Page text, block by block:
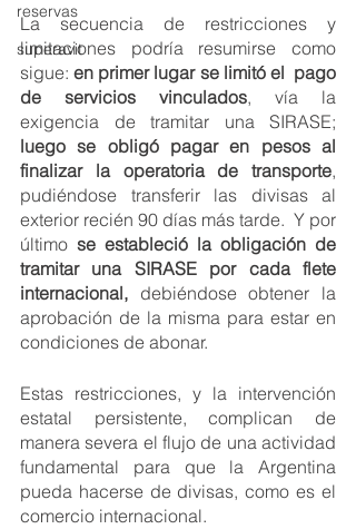
reservas
superavit
La secuencia de restricciones y
limitaciones podría resumirse como
sigue: en primer lugar se limitó el  pago
de servicios vinculados, vía la
exigencia de tramitar una SIRASE;
luego se obligó pagar en pesos al
finalizar la operatoria de transporte,
pudiéndose transferir las divisas al
exterior recién 90 días más tarde.  Y por
último se estableció la obligación de
tramitar una SIRASE por cada flete
internacional, debiéndose obtener la
aprobación de la misma para estar en
condiciones de abonar.
Estas restricciones, y la intervención
estatal persistente, complican de
manera severa el flujo de una actividad
fundamental para que la Argentina
pueda hacerse de divisas, como es el
comercio internacional.